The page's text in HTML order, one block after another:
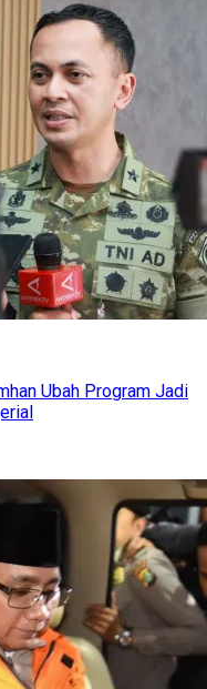
Ubah Program Jadi